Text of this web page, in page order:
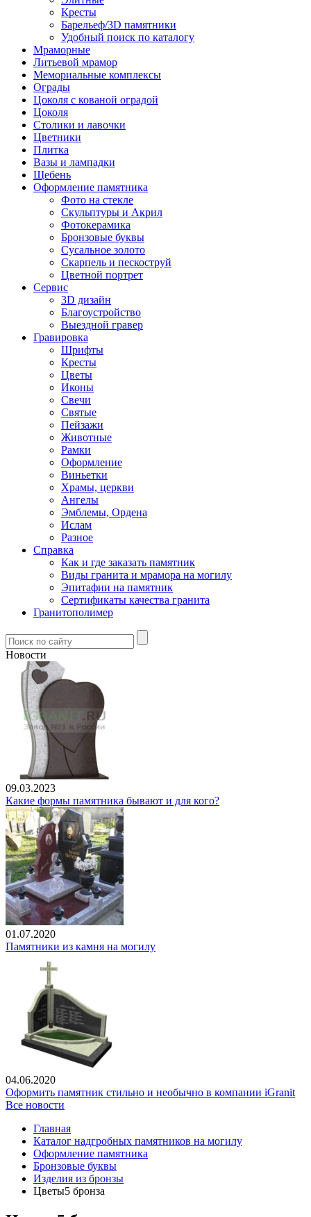
Кресты
Барельеф/3D памятники
Удобный поиск по каталогу
Мраморные
Литьевой мрамор
Мемориальные комплексы
Ограды
Цоколя с кованой оградой
Цоколя
Столики и лавочки
Цветники
Плитка
Вазы и лампадки
Щебень
Оформление памятника
Фото на стекле
Скульптуры и Акрил
Фотокерамика
Бронзовые буквы
Сусальное золото
Скарпель и пескоструй
Цветной портрет
Сервис
3D дизайн
Благоустройство
Выездной гравер
Гравировка
Шрифты
Кресты
Цветы
Иконы
Свечи
Святые
Пейзажи
Животные
Рамки
Оформление
Виньетки
Храмы, церкви
Ангелы
Эмблемы, Ордена
Ислам
Разное
Справка
Как и где заказать памятник
Виды гранита и мрамора на могилу
Эпитафии на памятник
Сертификаты качества гранита
Гранитополимер
Новости
09.03.2023
Какие формы памятника бывают и для кого?
01.07.2020
Памятники из камня на могилу
04.06.2020
Оформить памятник стильно и необычно в компании iGranit
Все новости
Главная
Каталог надгробных памятников на могилу
Оформление памятника
Бронзовые буквы
Изделия из бронзы
Цветы5 бронза